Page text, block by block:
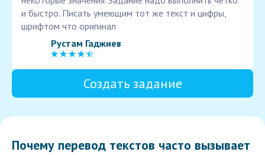
и быстро. Писать умеющим тот же текст и цифры,
шрифтом что оригинал
Рустам Гаджиев
Создать задание
Почему перевод текстов часто вызывает